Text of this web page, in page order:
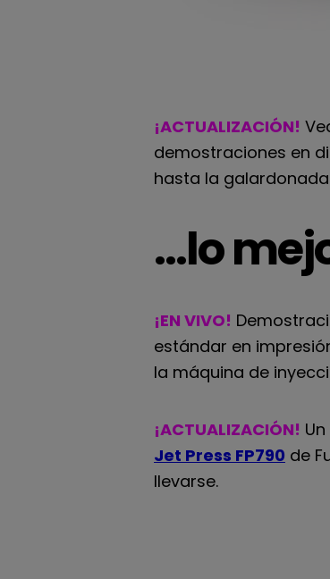
¡ACTUALIZACIÓN!
demostraciones en
hasta la galardonada
…lo
¡EN VIVO!
estándar en
la máquina de
¡ACTUALIZACIÓN!
Jet Press FP790 de
llevarse.